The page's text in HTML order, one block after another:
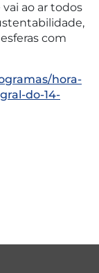
ao ar todos
com
hora-
do-14-